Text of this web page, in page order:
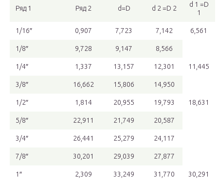
Ряд 1 Ряд 2 d=D d 2 =D 2
d 1 =D
1
1/16″ 0,907 7,723 7,142 6,561
1/8″ 9,728 9,147 8,566
1/4″ 1,337 13,157 12,301 11,445
3/8″ 16,662 15,806 14,950
1/2″ 1,814 20,955 19,793 18,631
5/8″ 22,911 21,749 20,587
3/4″ 26,441 25,279 24,117
7/8″ 30,201 29,039 27,877
1″ 2,309 33,249 31,770 30,291